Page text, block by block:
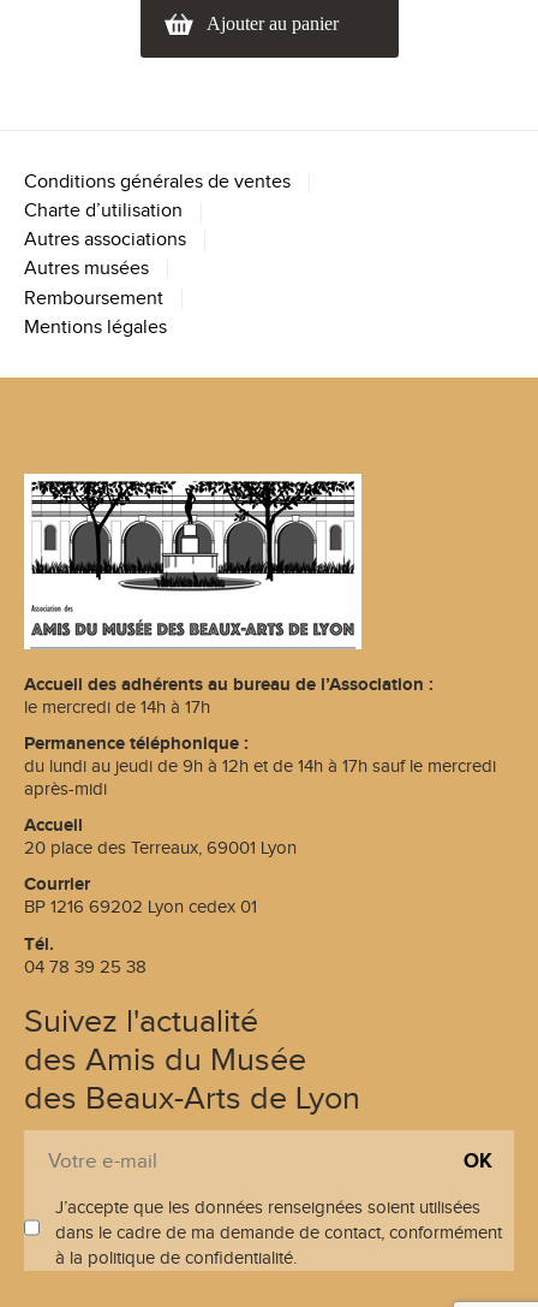
Ajouter au panier
Conditions générales de ventes
Charte d’utilisation
Autres associations
Autres musées
Remboursement
Mentions légales
Accueil des adhérents au bureau de l’Association :
le mercredi de 14h à 17h
Permanence téléphonique :
du lundi au jeudi de 9h à 12h et de 14h à 17h sauf le mercredi
après-midi
Accueil
20 place des Terreaux, 69001 Lyon
Courrier
BP 1216 69202 Lyon cedex 01
Tél.
04 78 39 25 38
Suivez l'actualité
des Amis du Musée
des Beaux-Arts de Lyon
n
c
a
J’accepte que les données renseignées soient utilisées
dans le cadre de ma demande de contact, conformément
à la politique de confidentialité.